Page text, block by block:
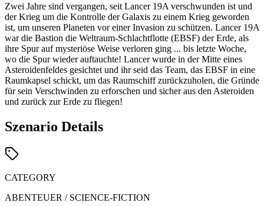
Zwei Jahre sind vergangen, seit Lancer 19A verschwunden ist und
der Krieg um die Kontrolle der Galaxis zu einem Krieg geworden
ist, um unseren Planeten vor einer Invasion zu schützen. Lancer 19A
war die Bastion die Weltraum-Schlachtflotte (EBSF) der Erde, als
ihre Spur auf mysteriöse Weise verloren ging ... bis letzte Woche,
wo die Spur wieder auftauchte! Lancer wurde in der Mitte eines
Asteroidenfeldes gesichtet und ihr seid das Team, das EBSF in eine
Raumkapsel schickt, um das Raumschiff zurückzuholen, die Gründe
für sein Verschwinden zu erforschen und sicher aus den Asteroiden
und zurück zur Erde zu fliegen!
Szenario Details
CATEGORY
ABENTEUER / SCIENCE-FICTION